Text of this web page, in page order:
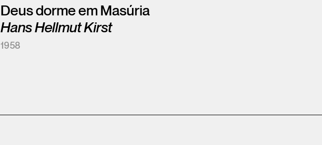
Deus dorme em Masúria
Hans Hellmut Kirst
1958